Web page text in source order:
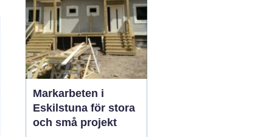
Markarbeten i
Eskilstuna för stora
och små projekt